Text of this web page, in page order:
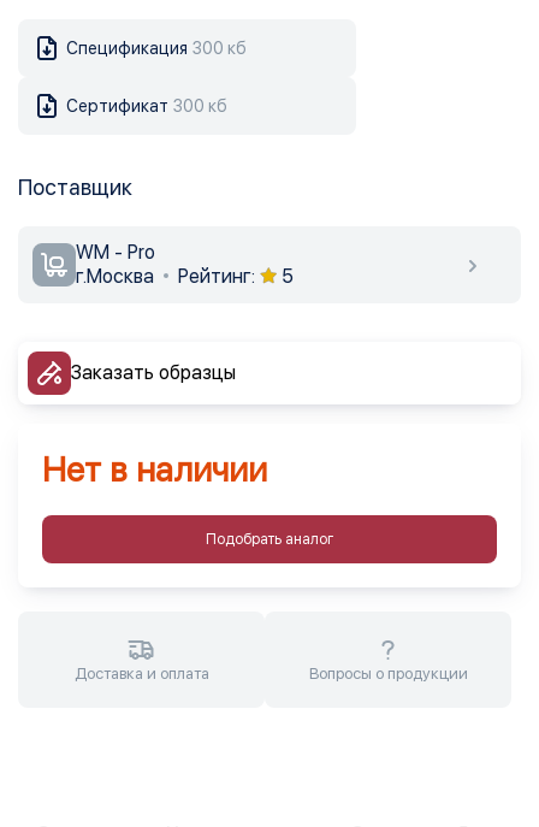
Спецификация 300 кб
Сертификат 300 кб
Поставщик
WM - Pro
г.Москва
Рейтинг: 5
Заказать образцы
Нет в наличии
Подобрать аналог
Доставка и оплата Вопросы о продукции